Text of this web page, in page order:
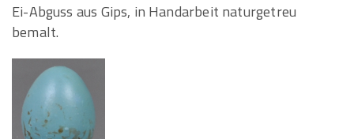
Ei-Abguss aus Gips, in Handarbeit naturgetreu
bemalt.